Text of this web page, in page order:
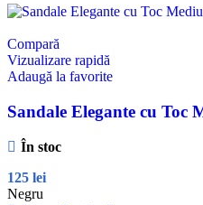
Compară
Vizualizare rapidă
Adaugă la favorite
Sandale Elegante cu Toc
În stoc
125 lei
Negru